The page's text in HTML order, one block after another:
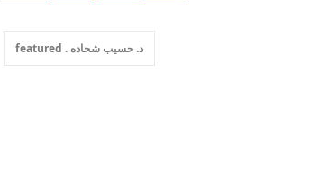
د. حسيب شحاده . featured